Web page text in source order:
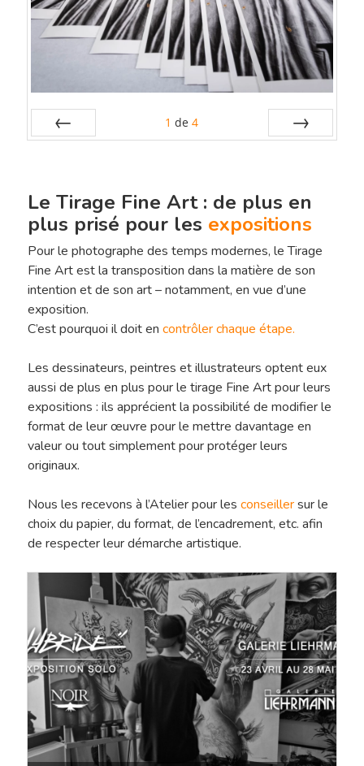
1 de 4
Le Tirage Fine Art : de plus en
plus prisé pour les expositions
Pour le photographe des temps modernes, le Tirage
Fine Art est la transposition dans la matière de son
intention et de son art – notamment, en vue d’une
exposition.
C’est pourquoi il doit en contrôler chaque étape.
Les dessinateurs, peintres et illustrateurs optent eux
aussi de plus en plus pour le tirage Fine Art pour leurs
expositions : ils apprécient la possibilité de modifier le
format de leur œuvre pour le mettre davantage en
valeur ou tout simplement pour protéger leurs
originaux.
Nous les recevons à l’Atelier pour les conseillersur le
choix du papier, du format, de l’encadrement, etc. afin
de respecter leur démarche artistique.